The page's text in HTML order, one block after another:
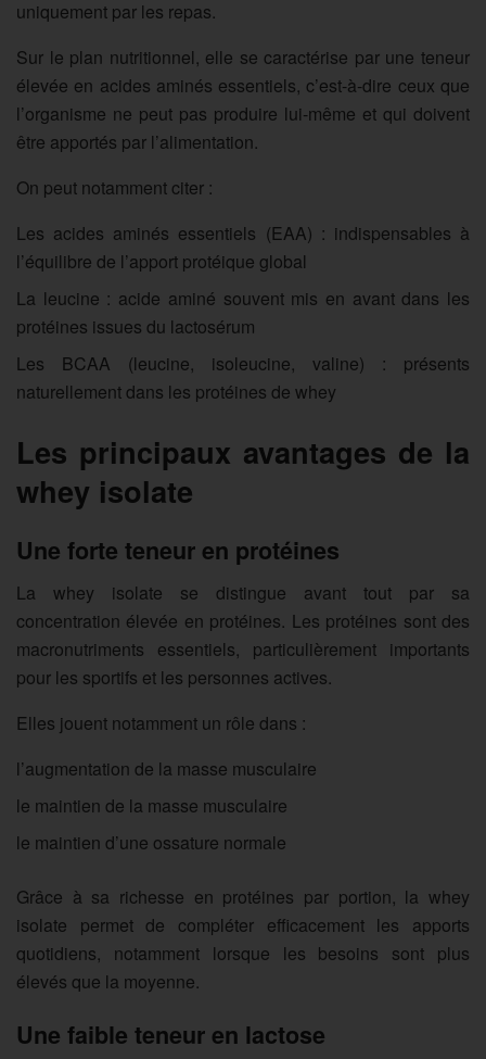
uniquement par les repas.
Sur le plan nutritionnel, elle se caractérise par une teneur
élevée en acides aminés essentiels, c’est-à-dire ceux que
l’organisme ne peut pas produire lui-même et qui doivent
être apportés par l’alimentation.
On peut notamment citer :
Les acides aminés essentiels (EAA) : indispensables à
l’équilibre de l’apport protéique global
La leucine : acide aminé souvent mis en avant dans les
protéines issues du lactosérum
Les BCAA (leucine, isoleucine, valine) : présents
naturellement dans les protéines de whey
Les principaux avantages de la
whey isolate
Une forte teneur en protéines
La whey isolate se distingue avant tout par sa
concentration élevée en protéines. Les protéines sont des
macronutriments essentiels, particulièrement importants
pour les sportifs et les personnes actives.
Elles jouent notamment un rôle dans :
l’augmentation de la masse musculaire
le maintien de la masse musculaire
le maintien d’une ossature normale
Grâce à sa richesse en protéines par portion, la whey
isolate permet de compléter efficacement les apports
quotidiens, notamment lorsque les besoins sont plus
élevés que la moyenne.
Une faible teneur en lactose